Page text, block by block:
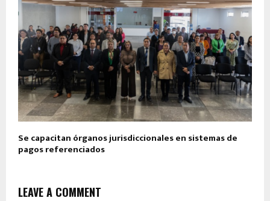
Se capacitan órganos jurisdiccionales en sistemas de
pagos referenciados
LEAVE A COMMENT